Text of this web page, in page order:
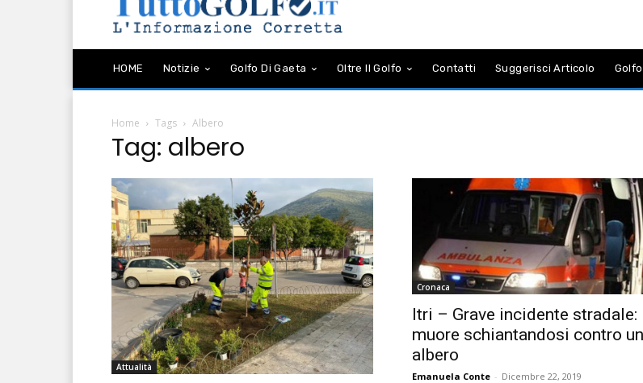
HOME Notizie Golfo Di Gaeta Oltre Il Golfo Contatti Suggerisci Articolo
Home Tags Albero
Tag: albero
Attualità
Cronaca
Itri – Grave incidente stradale:
muore schiantandosi contro un
albero
Emanuela Conte - Dicembre 22, 2019